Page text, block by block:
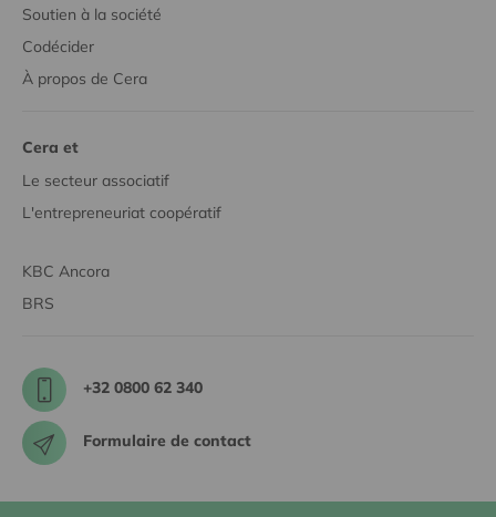
Soutien à la société
Codécider
À propos de Cera
Cera et
Le secteur associatif
L'entrepreneuriat coopératif
KBC Ancora
BRS
+32 0800 62 340
Formulaire de contact